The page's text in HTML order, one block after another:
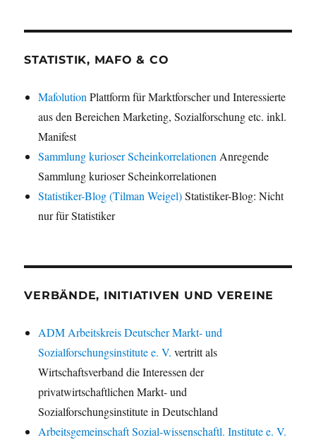
STATISTIK, MAFO & CO
Mafolution Plattform für Marktforscher und Interessierte
aus den Bereichen Marketing, Sozialforschung etc. inkl.
Manifest
Sammlung kurioser Scheinkorrelationen Anregende
Sammlung kurioser Scheinkorrelationen
Statistiker-Blog (Tilman Weigel)Statistiker-Blog: Nicht
nur für Statistiker
VERBÄNDE, INITIATIVEN UND VEREINE
ADM Arbeitskreis Deutscher Markt- und
Sozialforschungsinstitute e. V. vertritt als
Wirtschaftsverband die Interessen der
privatwirtschaftlichen Markt- und
Sozialforschungsinstitute in Deutschland
Arbeitsgemeinschaft Sozial-wissenschaftl. Institute e. V.